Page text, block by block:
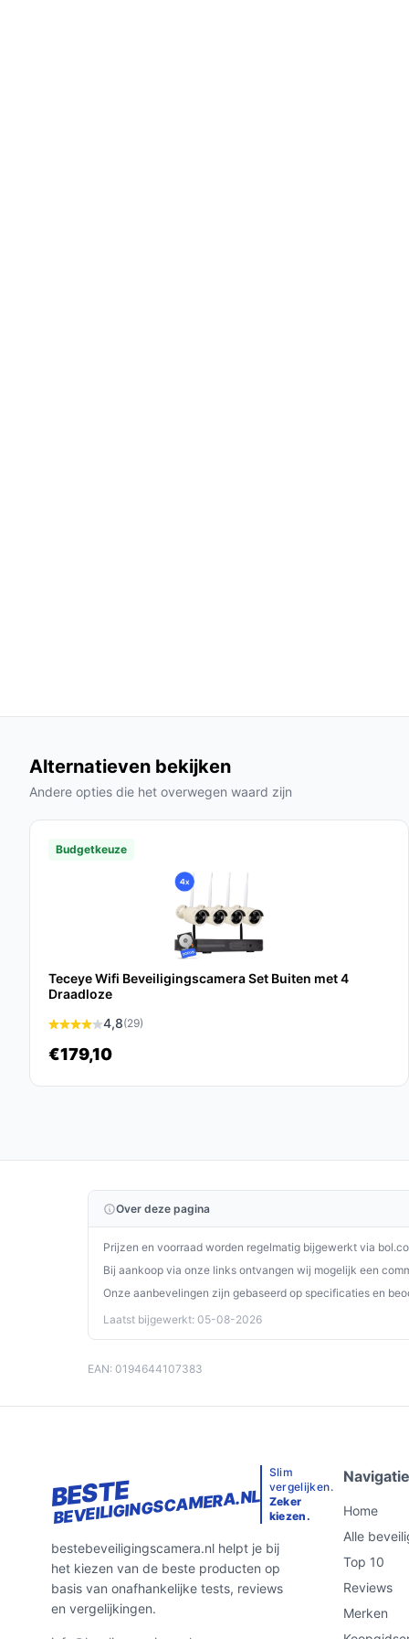
Conclusie
De eufy Security eufyCam 3C HQ 4K biedt een
gebruiksgemak en langdurige batterijprestaties.
die zijn woning wil beveiligen.Ontdek alle
bestebeveiligingscamera.nl. Kies bewust wat
Alternatieven bekijken
Andere opties die het overwegen waard zijn
Budgetkeuze
Teceye Wifi Beveiligingscamera Set Buiten met 4
Draadloze
4,8(29)
€179,10
Over deze pagina
Prijzen en voorraad worden regelmatig bijgewerkt via
Bij aankoop via onze links ontvangen wij mogelijk een
Onze aanbevelingen zijn gebaseerd op specificaties en
Laatst bijgewerkt: 05-08-2026
EAN: 0194644107383
BESTE
BEVEILIGINGSCAMERA.NL
Slim
vergelijken.
Zeker
kiezen.
bestebeveiligingscamera.nl helpt je bij
het kiezen van de beste producten op
basis van onafhankelijke tests, reviews
en vergelijkingen.
Navigatie
Home
Alle
Top 10
Reviews
Merken